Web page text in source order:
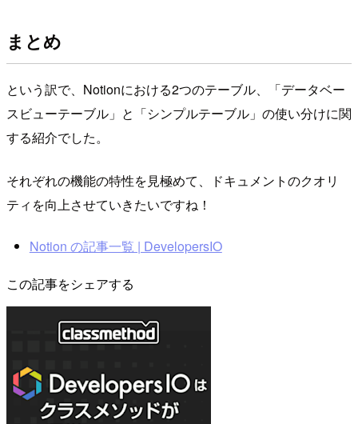
まとめ
という訳で、Notionにおける2つのテーブル、「データベー
スビューテーブル」と「シンプルテーブル」の使い分けに関
する紹介でした。
それぞれの機能の特性を見極めて、ドキュメントのクオリ
ティを向上させていきたいですね！
Notion の記事一覧 | DevelopersIO
この記事をシェアする